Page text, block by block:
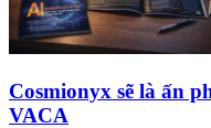
Cosmionyx sẽ là ấn
VACA